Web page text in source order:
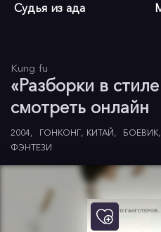
Судья из ада
Kung fu
«Разборки в
смотреть онлайн
2004 ГОНКОНГ КИТАЙ БОЕВИК
ФЭНТЕЗИ